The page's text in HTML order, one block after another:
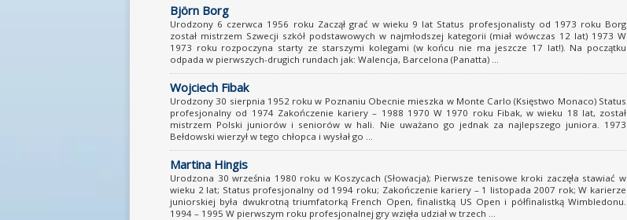
Björn Borg
Urodzony 6 czerwca 1956 roku Zaczął grać w wieku 9 lat Status profesjonalisty od 1973 roku Borg
został mistrzem Szwecji szkół podstawowych w najmłodszej kategorii (miał wówczas 12 lat) 1973 W
1973 roku rozpoczyna starty ze starszymi kolegami (w końcu nie ma jeszcze 17 lat!). Na początku
odpada w pierwszych-drugich rundach jak: Walencja, Barcelona (Panatta) ...
Wojciech Fibak
Urodzony 30 sierpnia 1952 roku w Poznaniu Obecnie mieszka w Monte Carlo (Księstwo Monaco) Status
profesjonalny od 1974 Zakończenie kariery – 1988 1970 W 1970 roku Fibak, w wieku 18 lat, został
mistrzem Polski juniorów i seniorów w hali. Nie uważano go jednak za najlepszego juniora. 1973
Bełdowski wierzył w tego chłopca i wysłał go ...
Martina Hingis
Urodzona 30 września 1980 roku w Koszycach (Słowacja); Pierwsze tenisowe kroki zaczęła stawiać w
wieku 2 lat; Status profesjonalny od 1994 roku; Zakończenie kariery – 1 listopada 2007 rok; W karierze
juniorskiej była dwukrotną triumfatorką French Open, finalistką US Open i półfinalistką Wimbledonu.
1994 – 1995 W pierwszym roku profesjonalnej gry wzięła udział w trzech ...